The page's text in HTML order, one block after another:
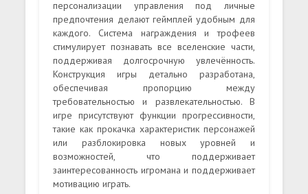
персонализации управления под личные
предпочтения делают геймплей удобным для
каждого. Система награждения и трофеев
стимулирует познавать все вселенские части,
поддерживая долгосрочную увлечённость.
Конструкция игры детально разработана,
обеспечивая пропорцию между
требовательностью и развлекательностью. В
игре присутствуют функции прогрессивности,
такие как прокачка характеристик персонажей
или разблокировка новых уровней и
возможностей, что поддерживает
заинтересованность игромана и поддерживает
мотивацию играть.